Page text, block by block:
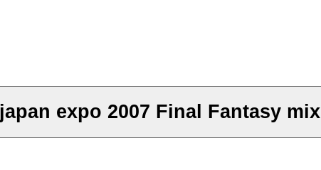
Cosplay groupe japan expo 2007 Final Fantasy mix